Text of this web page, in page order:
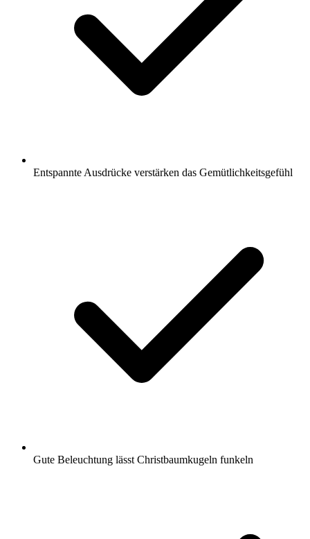
Entspannte Ausdrücke verstärken das Gemütlichkeitsgefühl
Gute Beleuchtung lässt Christbaumkugeln funkeln